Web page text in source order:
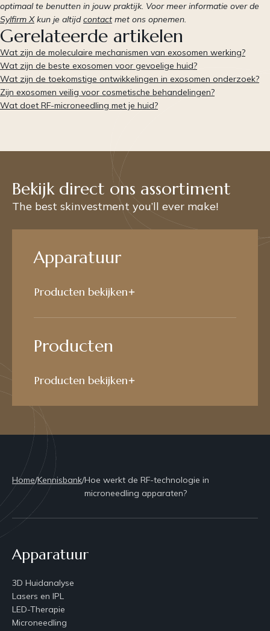
optimaal te benutten in jouw praktijk. Voor meer informatie over de
Sylfirm Xkun je altijdcontact met ons opnemen.
Gerelateerde artikelen
Wat zijn de moleculaire mechanismen van exosomen werking?
Wat zijn de beste exosomen voor gevoelige huid?
Wat zijn de toekomstige ontwikkelingen in exosomen onderzoek?
Zijn exosomen veilig voor cosmetische behandelingen?
Wat doet RF-microneedling met je huid?
Bekijk direct ons assortiment
The best skinvestment you’ll ever make!
Apparatuur
Producten bekijken
Producten
Producten bekijken
Home/Kennisbank/Hoe werkt de RF-technologie in
microneedling apparaten?
Apparatuur
3D Huidanalyse
Lasers en IPL
LED-Therapie
Microneedling